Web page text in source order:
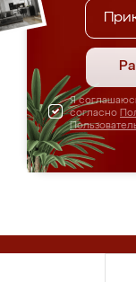
Я
согласно